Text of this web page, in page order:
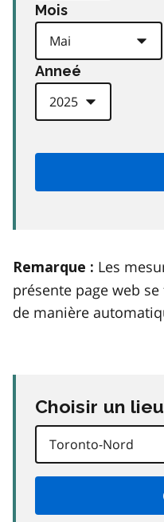
Mois
Anneé
Remarque : Les
présente page web
de manière
Choisir un